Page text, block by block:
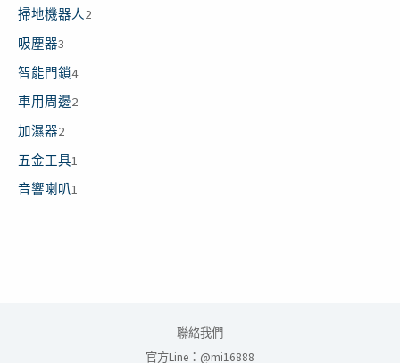
掃地機器人2
吸塵器3
智能門鎖4
車用周邊2
加濕器2
五金工具1
音響喇叭1
聯絡我們
官方Line：@mi16888